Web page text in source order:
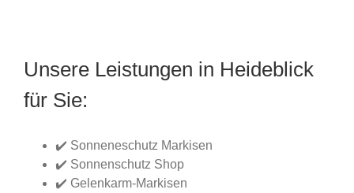
Unsere Leistungen in Heideblick
für Sie:
✔️ Sonneneschutz Markisen
✔️ Sonnenschutz Shop
✔️ Gelenkarm-Markisen